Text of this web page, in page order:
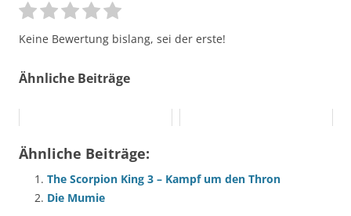
Keine Bewertung bislang, sei der erste!
Ähnliche Beiträge
Ähnliche Beiträge:
The Scorpion King 3 – Kampf um den Thron
Die Mumie